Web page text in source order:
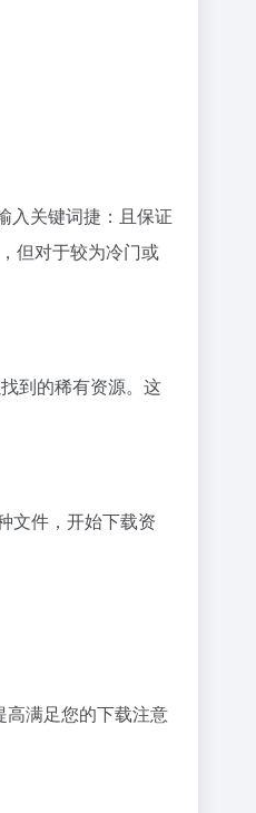
入关键词捷：且保证
但对于较为冷门或
到的稀有资源。这
文件，开始下载资
满足您的下载注意